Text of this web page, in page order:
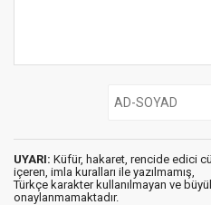
UYARI: Küfür, hakaret, rencide edici
içeren, imla kuralları ile yazılmamış,
Türkçe karakter kullanılmayan ve
onaylanmamaktadır.